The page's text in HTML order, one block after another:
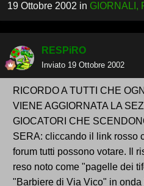
19 Ottobre 2002 in GIORNALI,
RESPiRO
Inviato 19 Ottobre 2002
RICORDO A TUTTI CHE
VIENE AGGIORNATA LA
GIOCATORI CHE
SERA: cliccando il link rosso
forum tutti possono votare. Il
reso noto come "pagelle dei
"Barbiere di Via Vico" in